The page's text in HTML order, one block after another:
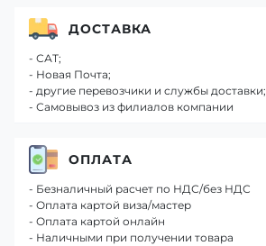
ДОСТАВКА
- САТ;
- Новая Почта;
- другие перевозчики и службы доставки;
- Самовывоз из филиалов компании
ОПЛАТА
- Безналичный расчет по НДС/без НДС
- Оплата картой виза/мастер
- Оплата картой онлайн
- Наличными при получении товара